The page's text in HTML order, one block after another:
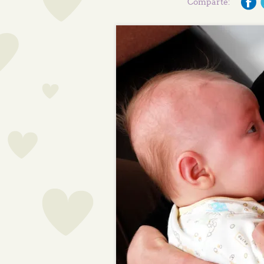
Comparte: